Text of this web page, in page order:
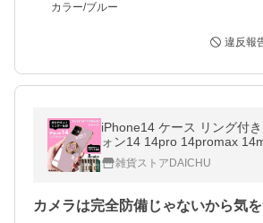
カラー/ブルー
違反報
iPhone14 ケース リング付
ォン14 14pro 14promax 14mini
い スマホケース マグネッ
雑貨ストアDAICHU